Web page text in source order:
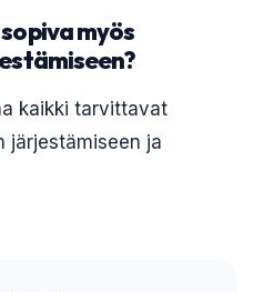
myös
kaikki tarvittavat
järjestämiseen ja